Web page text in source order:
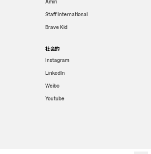
Amiri
Staff International
Brave Kid
社会的
Instagram
LinkedIn
Weibo
Youtube